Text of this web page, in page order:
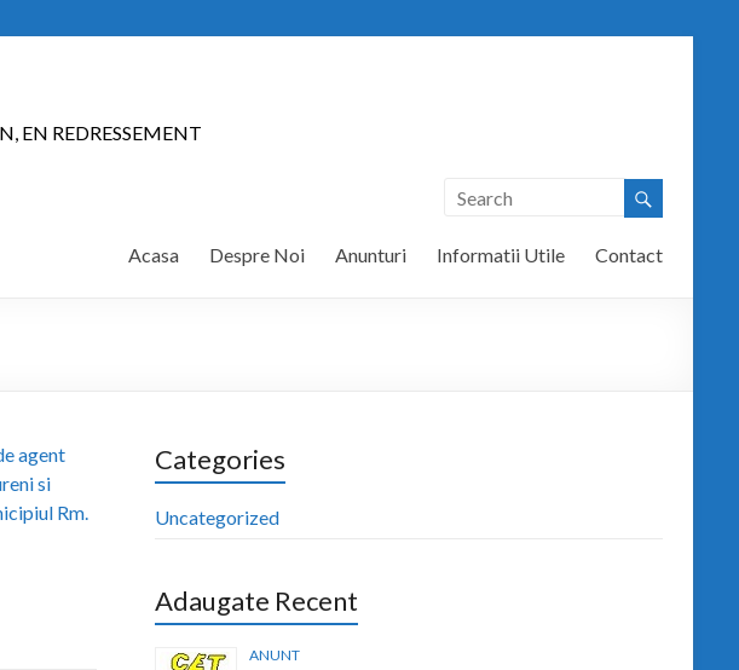
EN REDRESSEMENT
Acasa Despre Noi Anunturi Informatii Utile Contact
agent
si
Rm.
Categories
Uncategorized
Adaugate Recent
ANUNT